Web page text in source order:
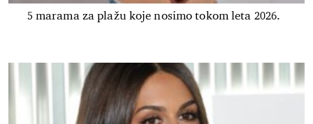
5 marama za plažu koje nosimo tokom leta 2026.